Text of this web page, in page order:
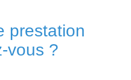
prestation
vous ?